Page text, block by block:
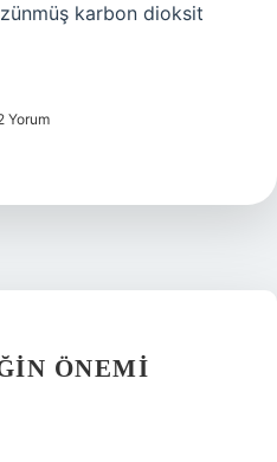
karbon dioksit
Yorum
ÖNEMI